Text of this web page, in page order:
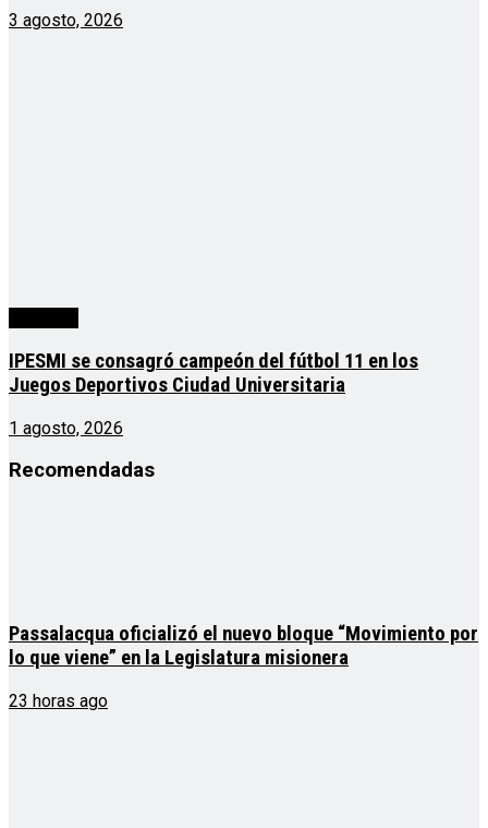
3 agosto, 2026
IPESMI se consagró campeón del fútbol 11 en los
Juegos Deportivos Ciudad Universitaria
1 agosto, 2026
Recomendadas
Passalacqua oficializó el nuevo bloque “Movimiento por
lo que viene” en la Legislatura misionera
23 horas ago